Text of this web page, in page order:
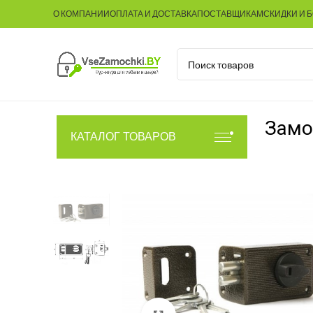
О КОМПАНИИОПЛАТА И ДОСТАВКАПОСТАВЩИКАМСКИДКИ И
КАТАЛОГ ТОВАРОВ